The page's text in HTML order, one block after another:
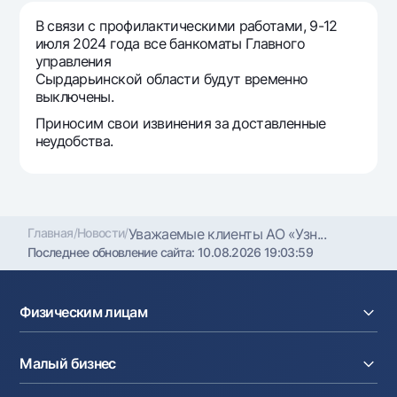
Для всех USD
Золотой депозит
Золотые слитки от НБУ
Серебряный депозит
UzCard/HUMO
Visa
Visa Champion
Mastercard
Зарплатные
Эскроу-cчёт
Тарифы
Акции
Мобильное приложение Milliy
Ищите по сайту
Найти
Часто задаваемые вопросы
Пресс-центр
В связи с профилактическими работами, 9-12
июля 2024 года все банкоматы Главного
управления
Сырдарьинской области будут временно
выключены.
Приносим свои извинения за доставленные
неудобства.
Главная/Новости/Уважаемые клиенты АО «Узн...
Последнее обновление сайта: 10.08.2026 19:03:59
Физическим лицам
Вклады
Карты
Малый бизнес